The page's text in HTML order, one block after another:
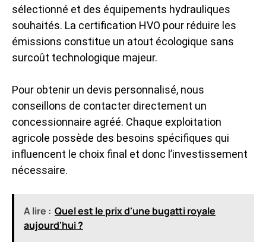
sélectionné et des équipements hydrauliques
souhaités. La certification HVO pour réduire les
émissions constitue un atout écologique sans
surcoût technologique majeur.
Pour obtenir un devis personnalisé, nous
conseillons de contacter directement un
concessionnaire agréé. Chaque exploitation
agricole possède des besoins spécifiques qui
influencent le choix final et donc l’investissement
nécessaire.
A lire : Quel est le prix d'une bugatti royale
aujourd'hui ?